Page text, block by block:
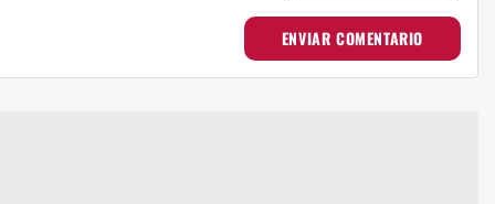
ENVIAR COMENTARIO